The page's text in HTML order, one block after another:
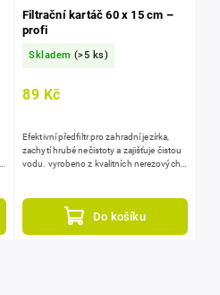
Filtrační kartáč 60 x 15 cm –
profi
Skladem (>5 ks)
89 Kč
Do košíku
Efektivní předfiltr pro zahradní jezírka,
zachytí hrubé nečistoty a zajišťuje čistou
vodu. vyrobeno z kvalitních nerezových